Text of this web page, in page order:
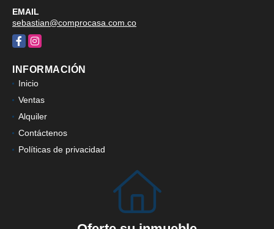
EMAIL
sebastian@comprocasa.com.co
FacebookInstagram
INFORMACIÓN
Inicio
Ventas
Alquiler
Contáctenos
Políticas de privacidad